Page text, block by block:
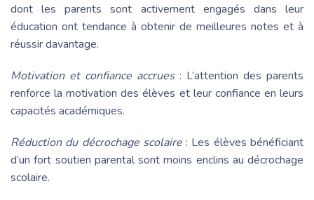
dont les parents sont activement engagés dans leur
éducation ont tendance à obtenir de meilleures notes et à
réussir davantage.
Motivation et confiance accrues : L’attention des parents
renforce la motivation des élèves et leur confiance en leurs
capacités académiques.
Réduction du décrochage scolaire: Les élèves bénéficiant
d’un fort soutien parental sont moins enclins au décrochage
scolaire.